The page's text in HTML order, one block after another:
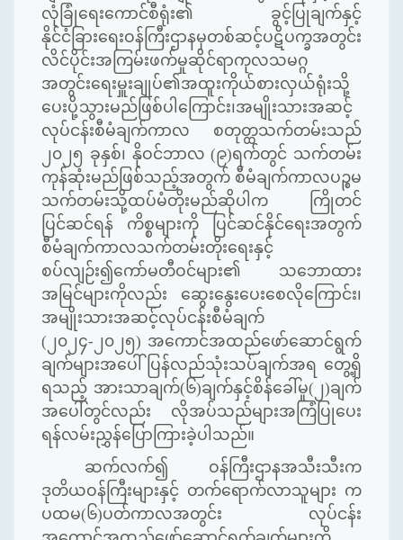
လုံခြုံရေးကောင်စီရုံး၏ ခွင့်ပြုချက်နှင့်
နိုင်ငံခြားရေးဝန်ကြီးဌာနမှတစ်ဆင့်ပဋိပက္ခအတွင်း
လိင်ပိုင်းအကြမ်းဖက်မှုဆိုင်ရာကုလသမဂ္ဂ
အတွင်းရေးမှူးချုပ်၏အထူးကိုယ်စားလှယ်ရုံးသို့
ပေးပို့သွားမည်ဖြစ်ပါကြောင်း၊အမျိုးသားအဆင့်
လုပ်ငန်းစီမံချက်ကာလ စတုတ္ထသက်တမ်းသည်
၂၀၂၅ ခုနှစ်၊ နိုဝင်ဘာလ (၉)ရက်တွင် သက်တမ်း
ကုန်ဆုံးမည်ဖြစ်သည့်အတွက် စီမံချက်ကာလပဉ္စမ
သက်တမ်းသို့ထပ်မံတိုးမည်ဆိုပါက ကြိုတင်
ပြင်ဆင်ရန် ကိစ္စများကို ပြင်ဆင်နိုင်ရေးအတွက်
စီမံချက်ကာလသက်တမ်းတိုးရေးနှင့်
စပ်လျဉ်း၍ကော်မတီဝင်များ၏ သဘောထား
အမြင်များကိုလည်း ဆွေးနွေးပေးစေလိုကြောင်း၊
အမျိုးသားအဆင့်လုပ်ငန်းစီမံချက်
(၂၀၂၄-၂၀၂၅) အကောင်အထည်ဖော်ဆောင်ရွက်
ချက်များအပေါ်ပြန်လည်သုံးသပ်ချက်အရ တွေ့ရှိ
ရသည့် အားသာချက်(၆)ချက်နှင့်စိန်ခေါ်မှု(၂)ချက်
အပေါ်တွင်လည်း လိုအပ်သည်များအကြံပြုပေး
ရန်လမ်းညွှန်ပြောကြားခဲ့ပါသည်။
ဆက်လက်၍ ဝန်ကြီးဌာနအသီးသီးက
ဒုတိယဝန်ကြီးများနှင့် တက်ရောက်လာသူများ က
ပထမ(၆)ပတ်ကာလအတွင်း လုပ်ငန်း